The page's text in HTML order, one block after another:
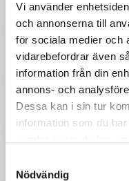
Vi använder
och annonserna till
för sociala medier och
vidarebefordrar även
information från din
annons- och
Dessa kan i sin tur
information som du
Nödvändig
Pris
SIKU - TILLBEHÖR,
FRONTLASTARE 1:32